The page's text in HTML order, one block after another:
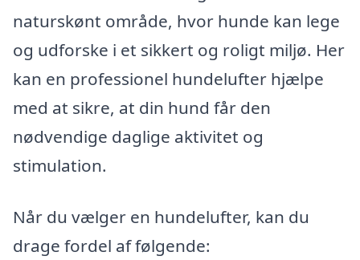
naturskønt område, hvor hunde kan lege
og udforske i et sikkert og roligt miljø. Her
kan en professionel hundelufter hjælpe
med at sikre, at din hund får den
nødvendige daglige aktivitet og
stimulation.
Når du vælger en hundelufter, kan du
drage fordel af følgende: